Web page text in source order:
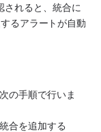
されると、統合に
るアラートが自動
の手順で行いま
統合を追加する